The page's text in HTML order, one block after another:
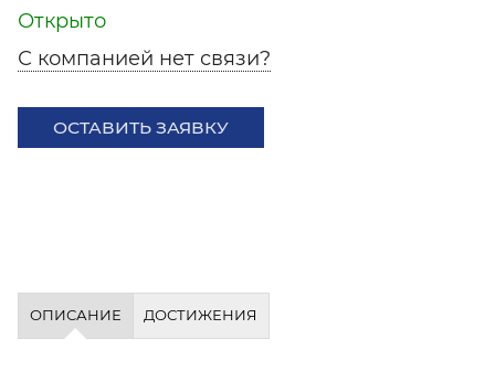
Открыто
С компанией нет связи?
ОСТАВИТЬ ЗАЯВКУ
ОПИСАНИЕ ДОСТИЖЕНИЯ